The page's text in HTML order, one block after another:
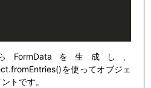
らFormDataを生成し、
を使ってオブジェ
トです。